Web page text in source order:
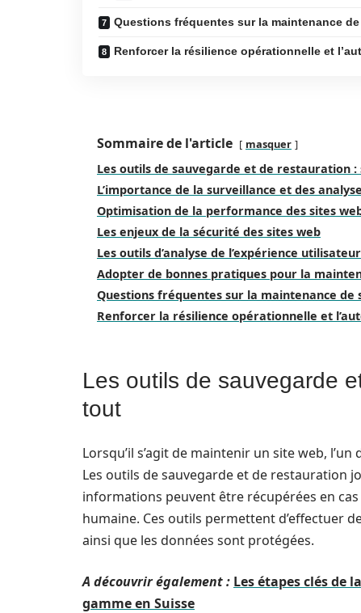
Questions fréquentes sur la maintenance
Renforcer la résilience opérationnelle et
Sommaire de l'article masquer
Les outils de sauvegarde et de restauration
L’importance de la surveillance et des
Optimisation de la performance des sites
Les enjeux de la sécurité des sites web
Les outils d’analyse de l’expérience utilisateur
Adopter de bonnes pratiques pour la
Questions fréquentes sur la maintenance de
Renforcer la résilience opérationnelle et
Les outils de sauvegarde
tout
Lorsqu’il s’agit de maintenir un site web,
Les outils de sauvegarde et de restauration
informations peuvent être récupérées en
humaine. Ces outils permettent d’effectuer
ainsi que les données sont protégées.
A découvrir également : Les étapes clés de
gamme en Suisse